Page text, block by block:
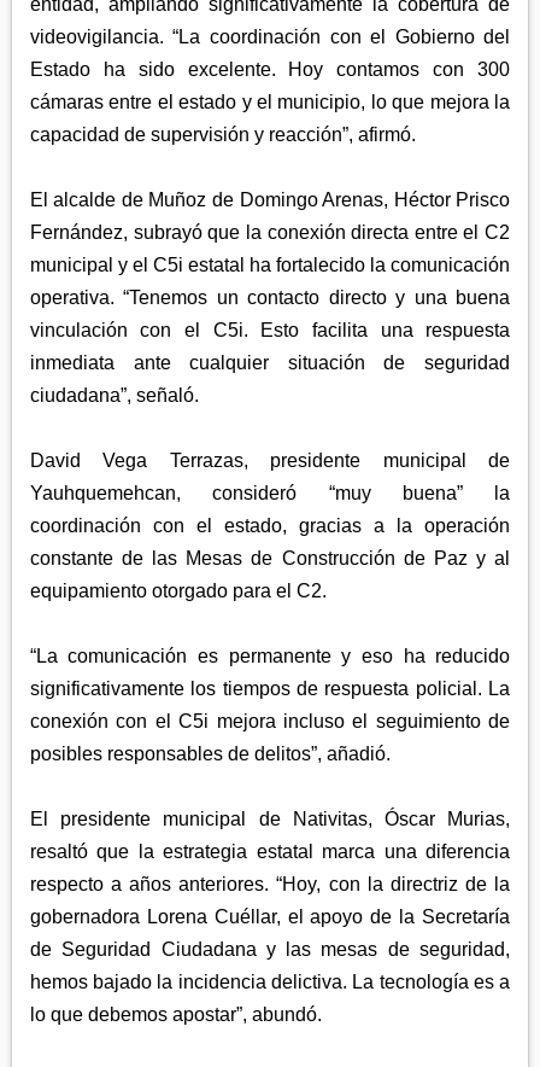
videovigilancia. “La coordinación con el Gobierno del
Estado ha sido excelente. Hoy contamos con 300
cámaras entre el estado y el municipio, lo que mejora la
capacidad de supervisión y reacción”, afirmó.
El alcalde de Muñoz de Domingo Arenas, Héctor Prisco
Fernández, subrayó que la conexión directa entre el C2
municipal y el C5i estatal ha fortalecido la comunicación
operativa. “Tenemos un contacto directo y una buena
vinculación con el C5i. Esto facilita una respuesta
inmediata ante cualquier situación de seguridad
ciudadana”, señaló.
David Vega Terrazas, presidente municipal de
Yauhquemehcan, consideró “muy buena” la
coordinación con el estado, gracias a la operación
constante de las Mesas de Construcción de Paz y al
equipamiento otorgado para el C2.
“La comunicación es permanente y eso ha reducido
significativamente los tiempos de respuesta policial. La
conexión con el C5i mejora incluso el seguimiento de
posibles responsables de delitos”, añadió.
El presidente municipal de Nativitas, Óscar Murias,
resaltó que la estrategia estatal marca una diferencia
respecto a años anteriores. “Hoy, con la directriz de la
gobernadora Lorena Cuéllar, el apoyo de la Secretaría
de Seguridad Ciudadana y las mesas de seguridad,
hemos bajado la incidencia delictiva. La tecnología es a
lo que debemos apostar”, abundó.